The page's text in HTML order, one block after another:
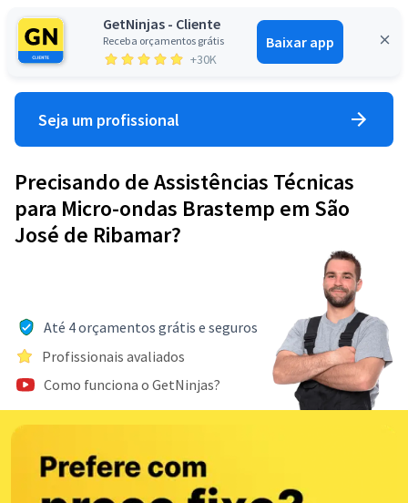
GetNinjas - Cliente
Receba orçamentos grátis
+30K
Baixar app
Entrar
Seja um profissional
Precisando de Assistências Técnicas
para Micro-ondas Brastemp em São
José de Ribamar?
Até 4 orçamentos grátis e seguros
Profissionais avaliados
Como funciona o GetNinjas?